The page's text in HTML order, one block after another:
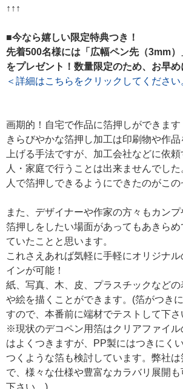
↑↑↑
■今なら嬉しい限定特典つき！
先着500名様には「広幅ペン先（3mm
をプレゼント！数量限定のため、お早め
＜詳細はこちらをクリックしてください
画期的！自宅で作品に箔押しができます
きらびやかな箔押し加工は印刷物や作
上げる手法ですが、加工会社などに依
人・家庭で行うことは出来ませんでし
人で箔押しできるようにできたのがこの
また、デザイナーや作家の方々もカン
箔押しをしたい場面があってもあきら
ていたことと思います。
これさえあれば気軽に手軽にオリジナ
インが可能！
紙、写真、木、皮、プラスチックなど
や絵を描くことができます。(箔がつき
すので、本番前に端材でテストして下さ
※現状のデコペン用箔はクリアファイル
はよくつきますが、PP製にはつきにく
つくような箔も検討しています。弊社
で、様々な仕様や豊富なカラバリ展開